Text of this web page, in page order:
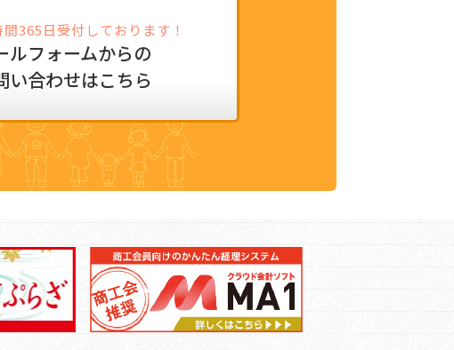
間365日受付しております！
ルフォームからの
い合わせはこちら